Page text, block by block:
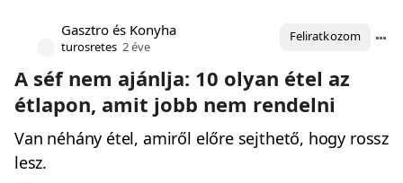
Gasztro és Konyha
turosretes 2 éve
Feliratkozom
A séf nem ajánlja: 10 olyan étel az
étlapon, amit jobb nem rendelni
Van néhány étel, amiről előre sejthető, hogy rossz
lesz.